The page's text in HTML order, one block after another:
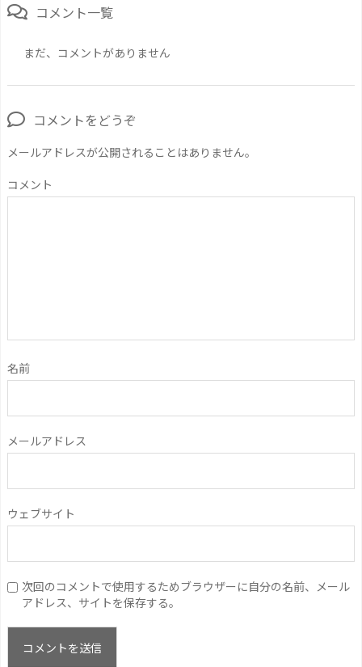
コメント一覧
まだ、コメントがありません
コメントをどうぞ
メールアドレスが公開されることはありません。
コメント
名前
メールアドレス
ウェブサイト
次回のコメントで使用するためブラウザーに自分の名前、メール
アドレス、サイトを保存する。